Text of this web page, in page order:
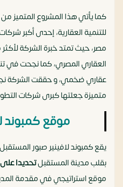
كما يأتي هذا المشروع المتميز
للتنمية العقارية، إحدى أكبر
عقاري ضخمي، و حققت الشركة
متميزة جعلتها كبرى شركات
موقع كمبوند
يقع كمبوند لافينير صبور
بقلب مدينة المستقبلتحديدا
موقع استراتيجي في مقدمة